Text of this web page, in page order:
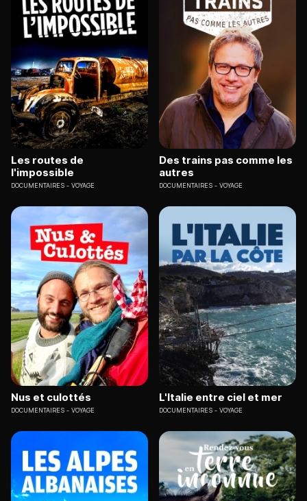
Les routes de
l'impossible
DOCUMENTAIRES VOYAGE
Des trains pas comme les
autres
DOCUMENTAIRES VOYAGE
Nus et culottés
DOCUMENTAIRES VOYAGE
L'Italie entre ciel et mer
DOCUMENTAIRES VOYAGE